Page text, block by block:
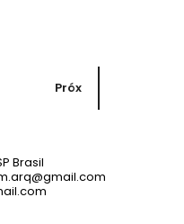
Próx
Brasil